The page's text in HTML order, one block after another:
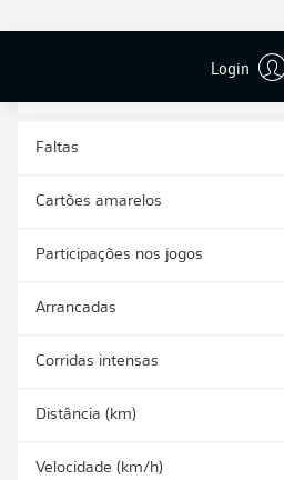
Login
Faltas
Cartões amarelos
Participações nos jogos
Arrancadas
Corridas intensas
Distância (km)
Velocidade (km/h)